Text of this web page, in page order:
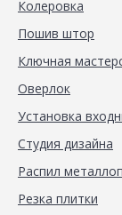
Колеровка
Пошив штор
Ключная
Оверлок
Установка
Студия дизайна
Распил
Резка плитки